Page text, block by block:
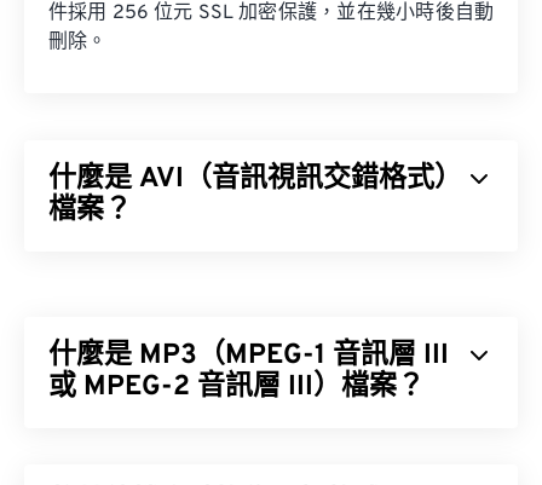
件採用 256 位元 SSL 加密保護，並在幾小時後自動
刪除。
什麼是 AVI（音訊視訊交錯格式）
檔案？
單、串流媒體、附件和 3D 容器。
什麼是 MP3（MPEG-1 音訊層 III
或 MPEG-2 音訊層 III）檔案？